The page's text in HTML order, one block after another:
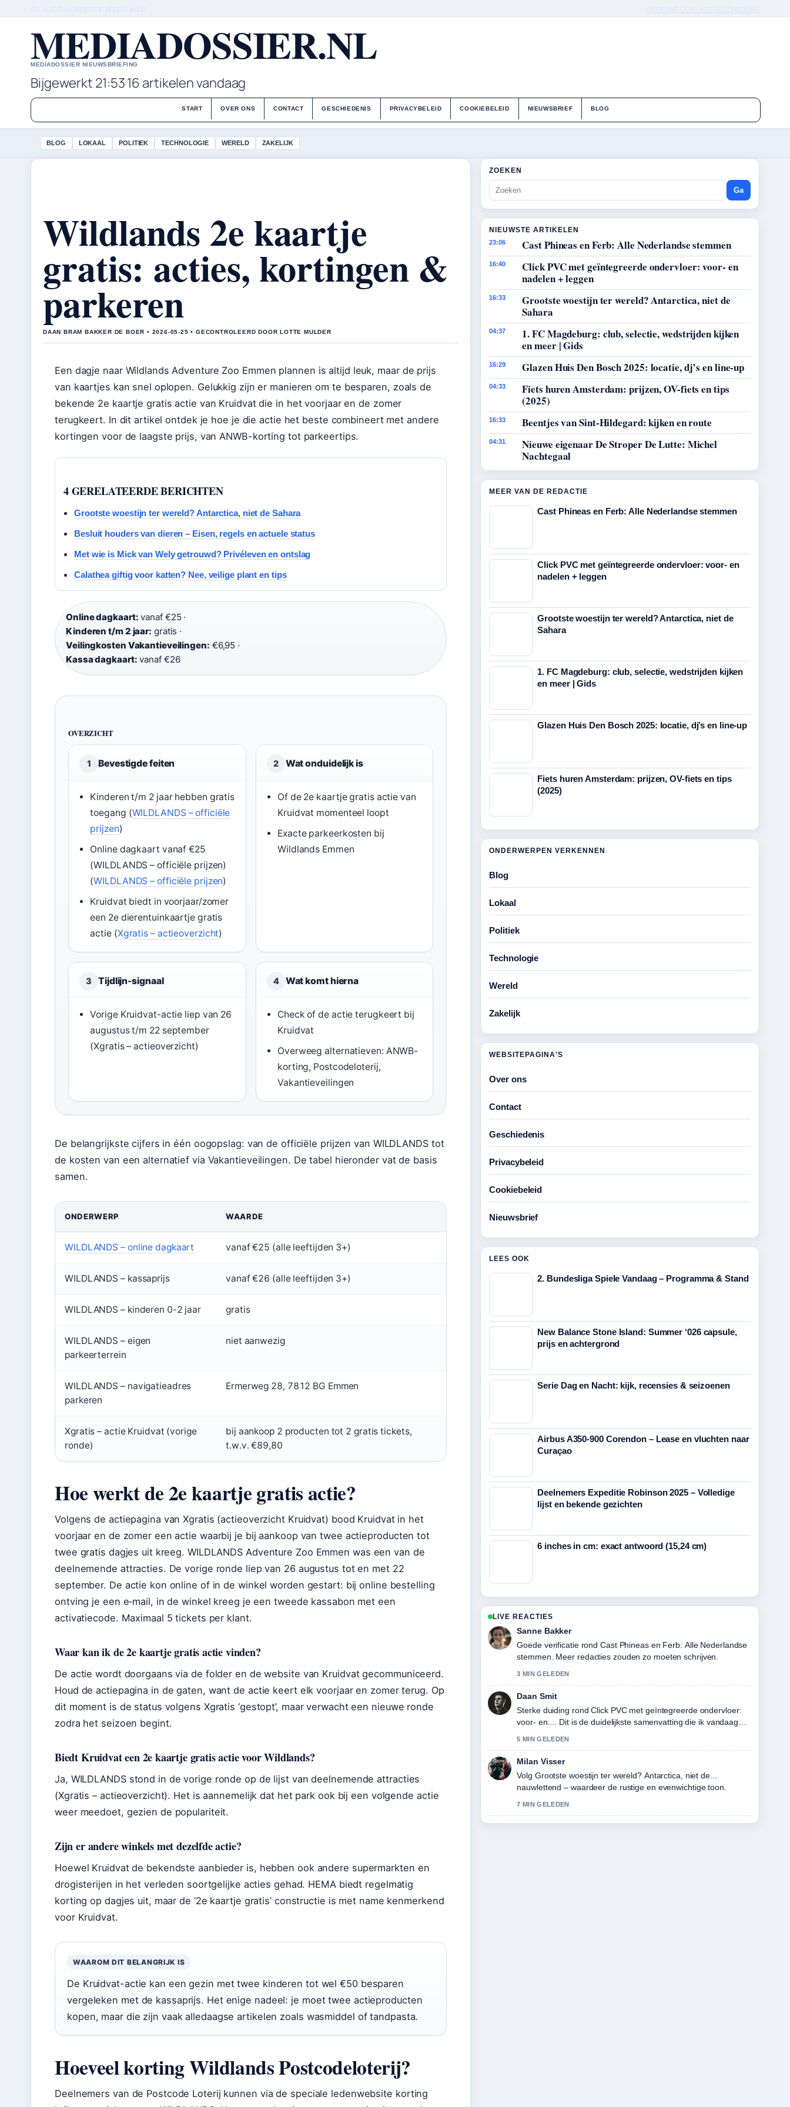
FRI, AUG 7 AVONDEDITIE NEDERLANDS OVER ONS CONTACT
MEDIADOSSIER.NL
MEDIADOSSIER NIEUWSBRIEFING
Bijgewerkt 21:5316 artikelen vandaag
START OVER ONS CONTACT GESCHIEDENIS PRIVACYBELEID COOKIEBELEID NIEUWSBRIEF BLOG
BLOG LOKAAL POLITIEK TECHNOLOGIE WERELD ZAKELIJK
Wildlands 2e kaartje
gratis: acties, kortingen &
parkeren
DAAN BRAM BAKKER DE BOER • 2026-05-25 • GECONTROLEERD DOOR LOTTE MULDER
Een dagje naar Wildlands Adventure Zoo Emmen plannen is altijd leuk, maar de prijs
van kaartjes kan snel oplopen. Gelukkig zijn er manieren om te besparen, zoals de
bekende 2e kaartje gratis actie van Kruidvat die in het voorjaar en de zomer
terugkeert. In dit artikel ontdek je hoe je die actie het beste combineert met andere
kortingen voor de laagste prijs, van ANWB-korting tot parkeertips.
4 GERELATEERDE BERICHTEN
Grootste woestijn ter wereld? Antarctica, niet de Sahara
Besluit houders van dieren – Eisen, regels en actuele status
Met wie is Mick van Wely getrouwd? Privéleven en ontslag
Calathea giftig voor katten? Nee, veilige plant en tips
Online dagkaart: vanaf €25 ·
Kinderen t/m 2 jaar: gratis ·
Veilingkosten Vakantieveilingen: €6,95 ·
Kassa dagkaart: vanaf €26
OVERZICHT
1 Bevestigde feiten
Kinderen t/m 2 jaar hebben gratis
toegang (WILDLANDS – officiële
prijzen)
Online dagkaart vanaf €25
(WILDLANDS – officiële prijzen)
(WILDLANDS – officiële prijzen)
Kruidvat biedt in voorjaar/zomer
een 2e dierentuinkaartje gratis
actie (Xgratis – actieoverzicht)
2 Wat onduidelijk is
Of de 2e kaartje gratis actie van
Kruidvat momenteel loopt
Exacte parkeerkosten bij
Wildlands Emmen
3 Tijdlijn-signaal
Vorige Kruidvat-actie liep van 26
augustus t/m 22 september
(Xgratis – actieoverzicht)
4 Wat komt hierna
Check of de actie terugkeert bij
Kruidvat
Overweeg alternatieven: ANWB-
korting, Postcodeloterij,
Vakantieveilingen
De belangrijkste cijfers in één oogopslag: van de officiële prijzen van WILDLANDS tot
de kosten van een alternatief via Vakantieveilingen. De tabel hieronder vat de basis
samen.
ONDERWERP WAARDE
WILDLANDS – online dagkaart vanaf €25 (alle leeftijden 3+)
WILDLANDS – kassaprijs vanaf €26 (alle leeftijden 3+)
WILDLANDS – kinderen 0-2 jaar gratis
WILDLANDS – eigen
parkeerterrein
niet aanwezig
WILDLANDS – navigatieadres
parkeren
Ermerweg 28, 7812 BG Emmen
Xgratis – actie Kruidvat (vorige
ronde)
bij aankoop 2 producten tot 2 gratis tickets,
t.w.v. €89,80
Hoe werkt de 2e kaartje gratis actie?
Volgens de actiepagina van Xgratis (actieoverzicht Kruidvat) bood Kruidvat in het
voorjaar en de zomer een actie waarbij je bij aankoop van twee actieproducten tot
twee gratis dagjes uit kreeg. WILDLANDS Adventure Zoo Emmen was een van de
deelnemende attracties. De vorige ronde liep van 26 augustus tot en met 22
september. De actie kon online of in de winkel worden gestart: bij online bestelling
ontving je een e‑mail, in de winkel kreeg je een tweede kassabon met een
activatiecode. Maximaal 5 tickets per klant.
Waar kan ik de 2e kaartje gratis actie vinden?
De actie wordt doorgaans via de folder en de website van Kruidvat gecommuniceerd.
Houd de actiepagina in de gaten, want de actie keert elk voorjaar en zomer terug. Op
dit moment is de status volgens Xgratis ‘gestopt’, maar verwacht een nieuwe ronde
zodra het seizoen begint.
Biedt Kruidvat een 2e kaartje gratis actie voor Wildlands?
Ja, WILDLANDS stond in de vorige ronde op de lijst van deelnemende attracties
(Xgratis – actieoverzicht). Het is aannemelijk dat het park ook bij een volgende actie
weer meedoet, gezien de populariteit.
Zijn er andere winkels met dezelfde actie?
Hoewel Kruidvat de bekendste aanbieder is, hebben ook andere supermarkten en
drogisterijen in het verleden soortgelijke acties gehad. HEMA biedt regelmatig
korting op dagjes uit, maar de ‘2e kaartje gratis’ constructie is met name kenmerkend
voor Kruidvat.
WAAROM DIT BELANGRIJK IS
De Kruidvat-actie kan een gezin met twee kinderen tot wel €50 besparen
vergeleken met de kassaprijs. Het enige nadeel: je moet twee actieproducten
kopen, maar die zijn vaak alledaagse artikelen zoals wasmiddel of tandpasta.
Hoeveel korting Wildlands Postcodeloterij?
Deelnemers van de Postcode Loterij kunnen via de speciale ledenwebsite korting
ZOEKEN
Ga
NIEUWSTE ARTIKELEN
23:06 Cast Phineas en Ferb: Alle Nederlandse stemmen
16:40
Click PVC met geïntegreerde ondervloer: voor- en
nadelen + leggen
16:33
Grootste woestijn ter wereld? Antarctica, niet de
Sahara
04:37
1. FC Magdeburg: club, selectie, wedstrijden kijken
en meer | Gids
16:29 Glazen Huis Den Bosch 2025: locatie, dj’s en line-up
04:33
Fiets huren Amsterdam: prijzen, OV-fiets en tips
(2025)
16:33 Beentjes van Sint-Hildegard: kijken en route
04:31
Nieuwe eigenaar De Stroper De Lutte: Michel
Nachtegaal
MEER VAN DE REDACTIE
Cast Phineas en Ferb: Alle Nederlandse stemmen
Click PVC met geïntegreerde ondervloer: voor- en
nadelen + leggen
Grootste woestijn ter wereld? Antarctica, niet de
Sahara
1. FC Magdeburg: club, selectie, wedstrijden kijken
en meer | Gids
Glazen Huis Den Bosch 2025: locatie, dj’s en line-up
Fiets huren Amsterdam: prijzen, OV-fiets en tips
(2025)
ONDERWERPEN VERKENNEN
Blog
Lokaal
Politiek
Technologie
Wereld
Zakelijk
WEBSITEPAGINA'S
Over ons
Contact
Geschiedenis
Privacybeleid
Cookiebeleid
Nieuwsbrief
LEES OOK
2. Bundesliga Spiele Vandaag – Programma & Stand
New Balance Stone Island: Summer ‘026 capsule,
prijs en achtergrond
Serie Dag en Nacht: kijk, recensies & seizoenen
Airbus A350-900 Corendon – Lease en vluchten naar
Curaçao
Deelnemers Expeditie Robinson 2025 – Volledige
lijst en bekende gezichten
6 inches in cm: exact antwoord (15,24 cm)
LIVE REACTIES
Sanne Bakker
Goede verificatie rond Cast Phineas en Ferb: Alle Nederlandse
stemmen. Meer redacties zouden zo moeten schrijven.
3 MIN GELEDEN
Daan Smit
Sterke duiding rond Click PVC met geïntegreerde ondervloer:
voor- en.... Dit is de duidelijkste samenvatting die ik vandaag
5 MIN GELEDEN
Milan Visser
Volg Grootste woestijn ter wereld? Antarctica, niet de...
nauwlettend – waardeer de rustige en evenwichtige toon.
7 MIN GELEDEN